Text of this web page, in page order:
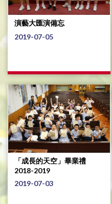
演藝大匯演備忘
2019-07-05
「成長的天空」畢業禮
2018-2019
2019-07-03